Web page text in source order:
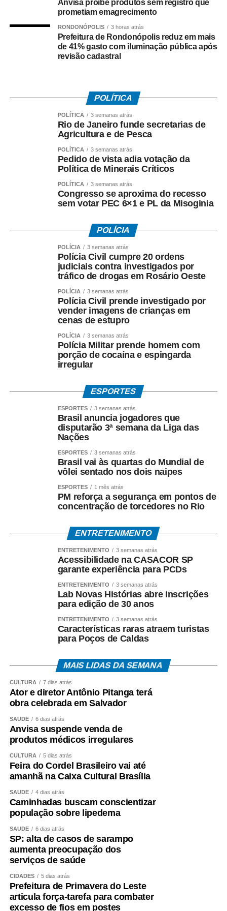
Perfil
A nova secretaria será comandada pelo médico
veterinário Ricardo Augusto Rosa Mansur que já
Agricultura, Pecuária, Pesca e Abastecimento.
Mansur também foi diretor-técnico na Empresa de
Assistência Técnica e Extensão Rural do Estado do
Rio de Janeiro (Emater-Rio).
COMENTE ABAIXO:
WhatsApp
Facebook
Twitter
Messenger
LinkedIn
Share
Anvisa proíbe produtos sem registro que
prometiam emagrecimento
RONDONÓPOLIS 3 horas atrás
Prefeitura de Rondonópolis reduz em mais
de 41% gasto com iluminação pública após
revisão cadastral
POLÍTICA
POLÍTICA 3 semanas atrás
Rio de Janeiro funde secretarias de
Agricultura e de Pesca
POLÍTICA 3 semanas atrás
Pedido de vista adia votação da
Política de Minerais Críticos
POLÍTICA 3 semanas atrás
Congresso se aproxima do recesso
sem votar PEC 6×1 e PL da Misoginia
POLÍCIA
POLÍCIA 3 semanas atrás
Polícia Civil cumpre 20 ordens
judiciais contra investigados por
tráfico de drogas em Rosário Oeste
POLÍCIA 3 semanas atrás
Polícia Civil prende investigado por
vender imagens de crianças em
cenas de estupro
POLÍCIA 3 semanas atrás
Polícia Militar prende homem com
porção de cocaína e espingarda
irregular
ESPORTES
ESPORTES 3 semanas atrás
Brasil anuncia jogadores que
disputarão 3ª semana da Liga das
Nações
ESPORTES 3 semanas atrás
Brasil vai às quartas do Mundial de
vôlei sentado nos dois naipes
ESPORTES 1 mês atrás
PM reforça a segurança em pontos de
concentração de torcedores no Rio
ENTRETENIMENTO
ENTRETENIMENTO 3 semanas atrás
Acessibilidade na CASACOR SP
garante experiência para PCDs
ENTRETENIMENTO 3 semanas atrás
Lab Novas Histórias abre inscrições
para edição de 30 anos
ENTRETENIMENTO 3 semanas atrás
Características raras atraem turistas
para Poços de Caldas
MAIS LIDAS DA SEMANA
CULTURA 7 dias atrás
Ator e diretor Antônio Pitanga terá
obra celebrada em Salvador
SAÚDE 6 dias atrás
Anvisa suspende venda de
produtos médicos irregulares
CULTURA 5 dias atrás
Feira do Cordel Brasileiro vai até
amanhã na Caixa Cultural Brasília
SAÚDE 4 dias atrás
Caminhadas buscam conscientizar
população sobre lipedema
SAÚDE 6 dias atrás
SP: alta de casos de sarampo
aumenta preocupação dos
serviços de saúde
CIDADES 5 dias atrás
Prefeitura de Primavera do Leste
articula força-tarefa para combater
excesso de fios em postes